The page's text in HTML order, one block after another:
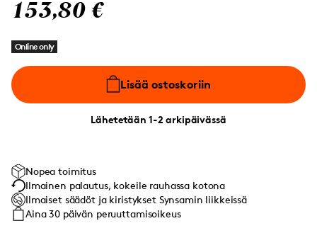
153,80 €
Online only
Lisää ostoskoriin
Lähetetään 1-2 arkipäivässä
Nopea toimitus
Ilmainen palautus, kokeile rauhassa kotona
Ilmaiset säädöt ja kiristykset Synsamin liikkeissä
Aina 30 päivän peruuttamisoikeus